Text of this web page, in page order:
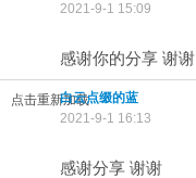
2021-9-1 15:09
感谢你的分享 谢谢
点击重新加载白云点缀的蓝
2021-9-1 16:13
感谢分享 谢谢